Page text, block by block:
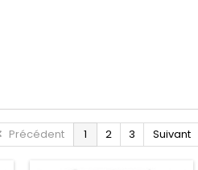
Précédent 1 2 3 Suivant